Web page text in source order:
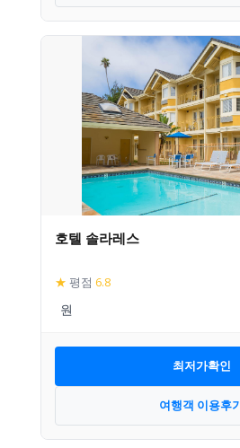
호텔 솔라레스
★ 평점 6.8
최저가확인
여행객 이용후